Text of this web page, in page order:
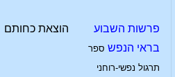
פרשות השבוע
בראי הנפש ספר
תרגול נפשי-רוחני
הוצאת כחותם